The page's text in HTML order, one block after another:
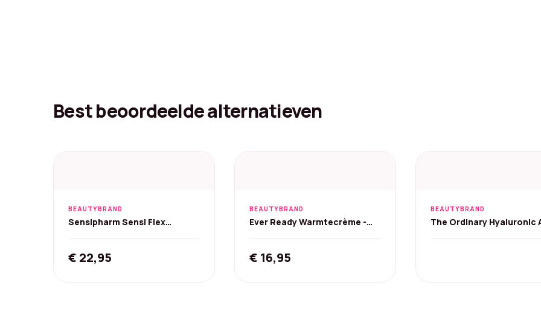
Best beoordeelde alternatieven
BEAUTYBRAND
Sensipharm Sensi Flex
€ 22,95
BEAUTYBRAND
Ever Ready Warmtecrème -
€ 16,95
BEAUTYBRAND
The Ordinary Hyaluronic